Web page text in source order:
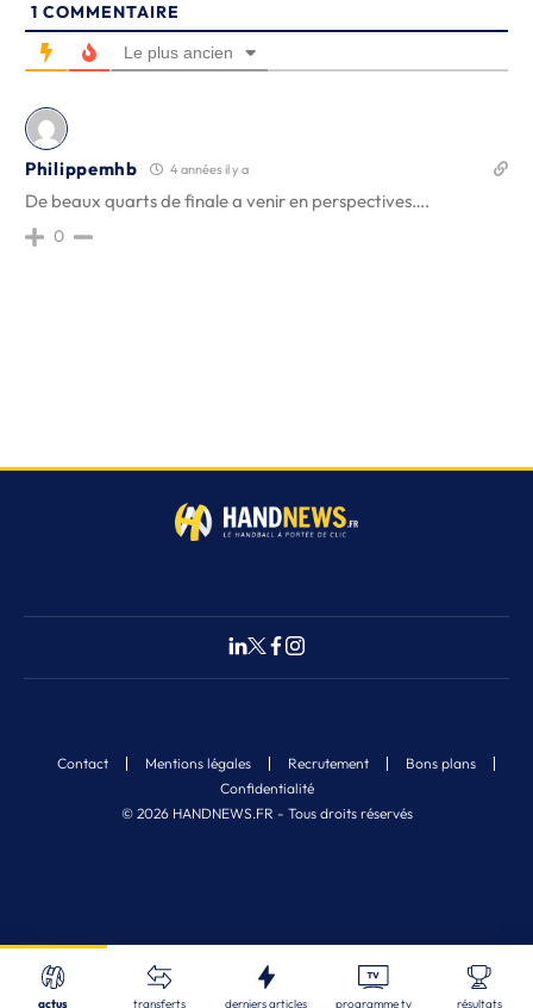
Recherche
Fermer
1 COMMENTAIRE
Le plus ancien
Philippemhb 4 années il y a
De beaux quarts de finale a venir en perspectives….
0
© 2026 HANDNEWS.FR - Tous droits réservés
Contact Mentions légales Recrutement
Bons plans
Confidentialité
actus transferts derniers articles programme tv résultats
Nos derniers articles
1